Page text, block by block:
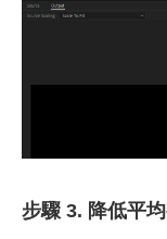
步驟 3. 降低平